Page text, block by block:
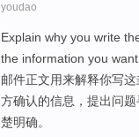
youdao
Explain why you write
the information you want
邮件正文用来解释你写这
方确认的信息 ， 提出问题
楚明确。